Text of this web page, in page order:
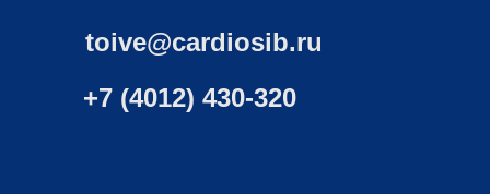
toive@cardiosib.ru
+7 (4012) 430-320